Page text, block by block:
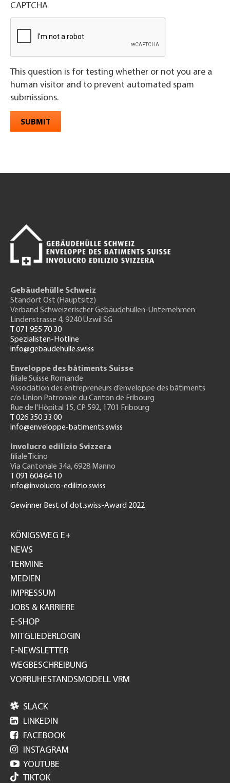
CAPTCHA
This question is for testing whether or not you are a
human visitor and to prevent automated spam
submissions.
SUBMIT
Gebäudehülle Schweiz
Standort Ost (Hauptsitz)
Verband Schweizerischer Gebäudehüllen-Unternehmen
Lindenstrasse 4, 9240 Uzwil SG
T 071 955 70 30
Spezialisten-Hotline
info@gebäudehülle.swiss
Enveloppe des bâtiments Suisse
filiale Suisse Romande
Association des entrepreneurs d’enveloppe des bâtiments
c/o Union Patronale du Canton de Fribourg
Rue de l'Hôpital 15, CP 592, 1701 Fribourg
T 026 350 33 00
info@enveloppe-batiments.swiss
Involucro edilizio Svizzera
filiale Ticino
Via Cantonale 34a, 6928 Manno
T 091 604 64 10
info@involucro-edilizio.swiss
Gewinner Best of dot.swiss-Award 2022
GH
KÖNIGSWEG E+
NEWS
TERMINE
MEDIEN
IMPRESSUM
JOBS & KARRIERE
E-SHOP
MITGLIEDERLOGIN
E-NEWSLETTER
WEGBESCHREIBUNG
VORRUHESTANDSMODELL VRM
 SLACK
 LINKEDIN
 FACEBOOK
 INSTAGRAM
 YOUTUBE
TIKTOK